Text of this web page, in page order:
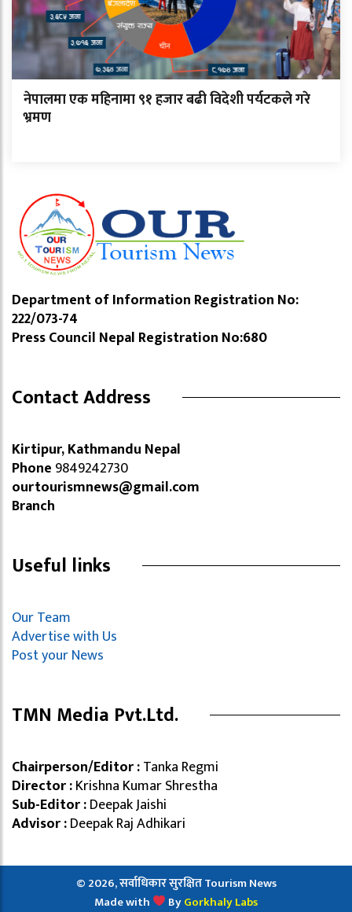
नेपालमा एक महिनामा ९१ हजार बढी विदेशी पर्यटकले गरे
भ्रमण
Department of Information Registration No:
222/073-74
Press Council Nepal Registration No:680
Contact Address
Kirtipur, Kathmandu Nepal
Phone 9849242730
ourtourismnews@gmail.com
Branch
Useful links
Our Team
Advertise with Us
Post your News
TMN Media Pvt.Ltd.
Chairperson/Editor :Tanka Regmi
Director :Krishna Kumar Shrestha
Sub-Editor :Deepak Jaishi
Advisor :Deepak Raj Adhikari
© 2026, सर्वाधिकार सुरक्षित Tourism News
Made with
ByGorkhaly Labs